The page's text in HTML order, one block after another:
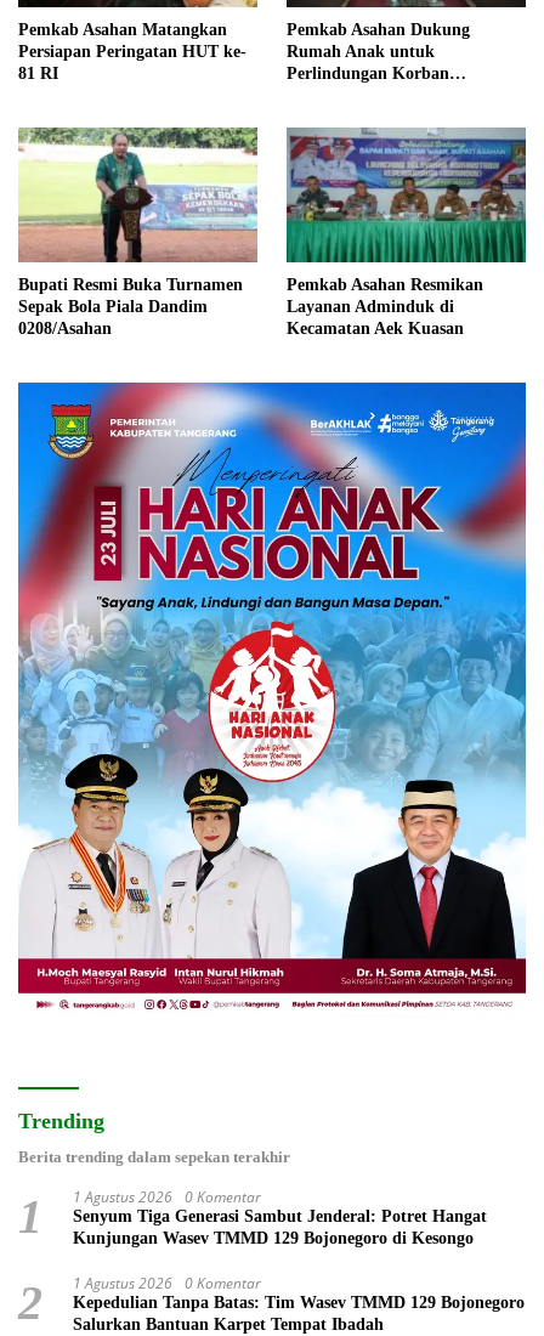
Pemkab Asahan Matangkan
Persiapan Peringatan HUT ke-
81 RI
Pemkab Asahan Dukung
Rumah Anak untuk
Perlindungan Korban
Bupati Resmi Buka Turnamen
Sepak Bola Piala Dandim
0208/Asahan
Pemkab Asahan Resmikan
Layanan Adminduk di
Kecamatan Aek Kuasan
Trending
Berita trending dalam sepekan terakhir
1 1 Agustus 2026 0 Komentar
Senyum Tiga Generasi Sambut Jenderal: Potret Hangat
Kunjungan Wasev TMMD 129 Bojonegoro di Kesongo
2 1 Agustus 2026 0 Komentar
Kepedulian Tanpa Batas: Tim Wasev TMMD 129 Bojonegoro
Salurkan Bantuan Karpet Tempat Ibadah